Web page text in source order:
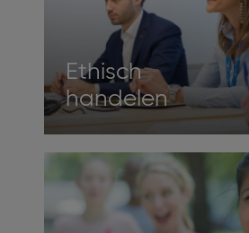
Ethisch
handelen